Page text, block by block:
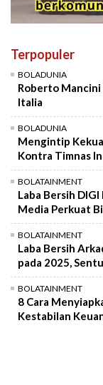
Terpopuler
BOLADUNIA
Roberto
Italia
BOLADUNIA
Mengintip
Kontra Timnas
BOLATAINMENT
Laba Bersih
Media Perkuat
BOLATAINMENT
Laba Bersih
pada 2025,
BOLATAINMENT
8 Cara
Kestabilan